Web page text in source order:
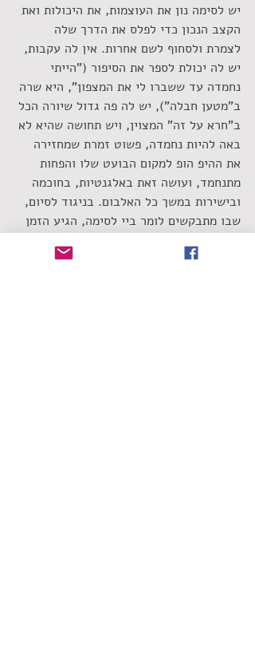
יש לסימה נון את העוצמות, את היכולות ואת
הקצב הנכון כדי לפלס את הדרך שלה
לצמרת ולסחוף לשם אחרות. אין לה עקבות,
יש לה יכולת לספר את הסיפור ("הייתי
נחמדה עד ששברו לי את המצפון", היא שרה
ב"מטען חבלה"), יש לה פה גדול שיורה הכל
ב"חרא על זה" המצוין, ויש תחושה שהיא לא
באה להיות נחמדה, פשוט זמרת שמחזירה
את ההיפ הופ למקום הבועט שלו והפחות
מתנחמד, ועושה זאת באלגנטיות, בחוכמה
ובישירות במשך כל האלבום. בניגוד לסיום,
שבו מתבקשים לומר ביי לסימה, הגיע הזמן
הופ הישראלי.